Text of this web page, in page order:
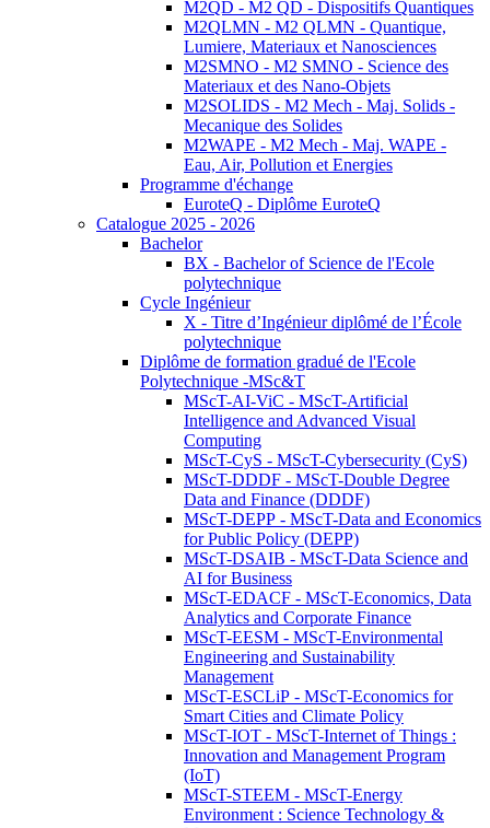
M2QD - M2 QD - Dispositifs Quantiques
M2QLMN - M2 QLMN - Quantique,
Lumiere, Materiaux et Nanosciences
M2SMNO - M2 SMNO - Science des
Materiaux et des Nano-Objets
M2SOLIDS - M2 Mech - Maj. Solids -
Mecanique des Solides
M2WAPE - M2 Mech - Maj. WAPE -
Eau, Air, Pollution et Energies
Programme d'échange
EuroteQ - Diplôme EuroteQ
Catalogue 2025 - 2026
Bachelor
BX - Bachelor of Science de l'Ecole
polytechnique
Cycle Ingénieur
X - Titre d’Ingénieur diplômé de l’École
polytechnique
Diplôme de formation gradué de l'Ecole
Polytechnique -MSc&T
MScT-AI-ViC - MScT-Artificial
Intelligence and Advanced Visual
Computing
MScT-CyS - MScT-Cybersecurity (CyS)
MScT-DDDF - MScT-Double Degree
Data and Finance (DDDF)
MScT-DEPP - MScT-Data and Economics
for Public Policy (DEPP)
MScT-DSAIB - MScT-Data Science and
AI for Business
MScT-EDACF - MScT-Economics, Data
Analytics and Corporate Finance
MScT-EESM - MScT-Environmental
Engineering and Sustainability
Management
MScT-ESCLiP - MScT-Economics for
Smart Cities and Climate Policy
MScT-IOT - MScT-Internet of Things :
Innovation and Management Program
(IoT)
MScT-STEEM - MScT-Energy
Environment : Science Technology &